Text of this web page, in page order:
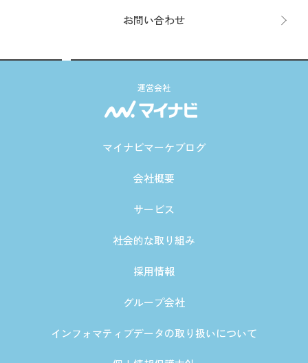
お問い合わせ
運営会社
マイナビマーケブログ
会社概要
サービス
社会的な取り組み
採用情報
グループ会社
インフォマティブデータの取り扱いについて